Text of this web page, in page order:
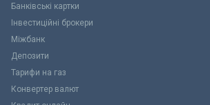
Банківські картки
Інвестиційні брокери
Міжбанк
Депозити
Тарифи на газ
Конвертер валют